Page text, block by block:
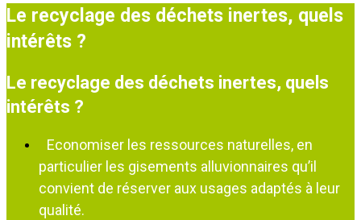
Le recyclage des déchets inertes, quels
intérêts ?
Le recyclage des déchets inertes, quels
intérêts ?
Economiser les ressources naturelles, en
particulier les gisements alluvionnaires qu’il
convient de réserver aux usages adaptés à leur
qualité.